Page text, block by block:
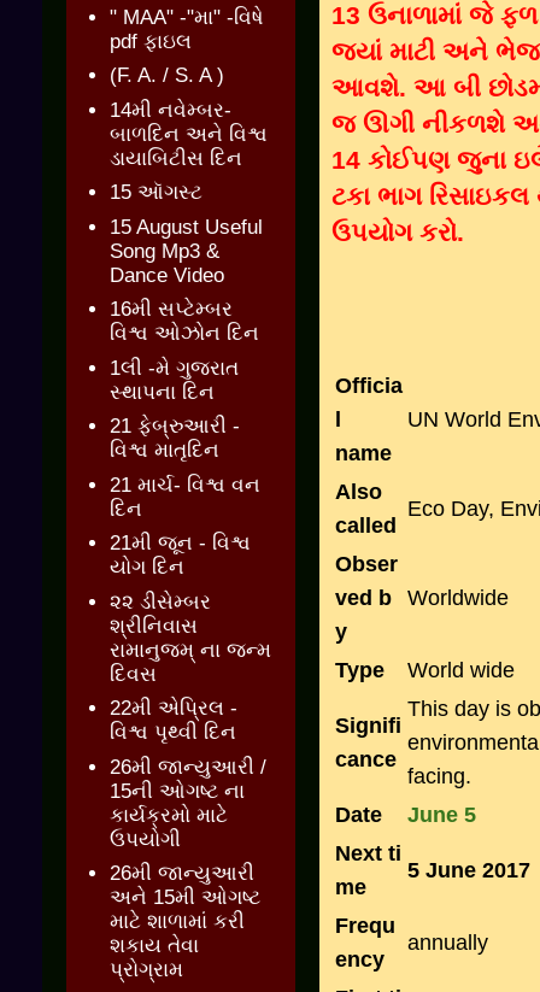
13 ઉનાળામાં જે
જ્યાં માટી અને ભેજ
આવશે. આ બી
જ ઊગી નીકળશે
14 કોઈપણ જુના
ટકા ભાગ
ઉપયોગ કરો.
Officia
name
UN World
Also
called
Eco Day,
Obser
ved b
y
Worldwide
Type World wide
Signifi
cance
This day is
facing.
Date
June 5
Next ti
me
5 June 2017
Frequ
ency
annually
" MAA" -"મા" -વિષે
pdf ફાઇલ
(F. A. / S. A )
14મી નવેમ્બર-
બાળદિન અને વિશ્વ
ડાયાબિટીસ દિન
15 ઑગસ્ટ
15 August Useful
Song Mp3 &
Dance Video
16મી સપ્ટેમ્બર
વિશ્વ ઓઝોન દિન
1લી -મે ગુજરાત
સ્થાપના દિન
21 ફેબ્રુઆરી -
વિશ્વ માતૃદિન
21 માર્ચ- વિશ્વ વન
દિન
21મી જૂન - વિશ્વ
યોગ દિન
૨૨ ડીસેમ્બર
શ્રીનિવાસ
રામાનુજમ્ ના જન્મ
દિવસ
22મી એપ્રિલ -
વિશ્વ પૃથ્વી દિન
26મી જાન્યુઆરી /
15ની ઓગષ્ટ ના
કાર્યક્રમો માટે
ઉપયોગી
26મી જાન્યુઆરી
અને 15મી ઓગષ્ટ
માટે શાળામાં કરી
શકાય તેવા
પ્રોગ્રામ